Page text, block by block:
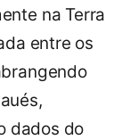
na Terra
entre os
dados do